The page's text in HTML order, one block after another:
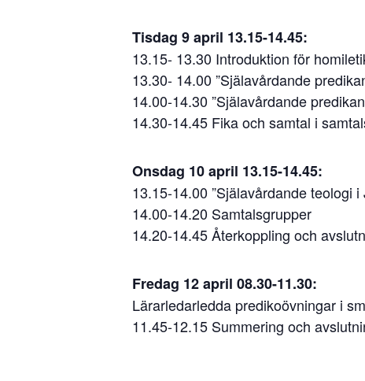
Tisdag 9 april 13.15-14.45:
13.15- 13.30 Introduktion för
13.30- 14.00 ”Själavårdande
14.00-14.30 ”Själavårdande
14.30-14.45 Fika och samtal i
Onsdag 10 april 13.15-14.45:
13.15-14.00 ”Själavårdande teologi
14.00-14.20 Samtalsgrupper
14.20-14.45 Återkoppling och
Fredag 12 april 08.30-11.30:
Lärarledarledda predikoövningar i
11.45-12.15 Summering och